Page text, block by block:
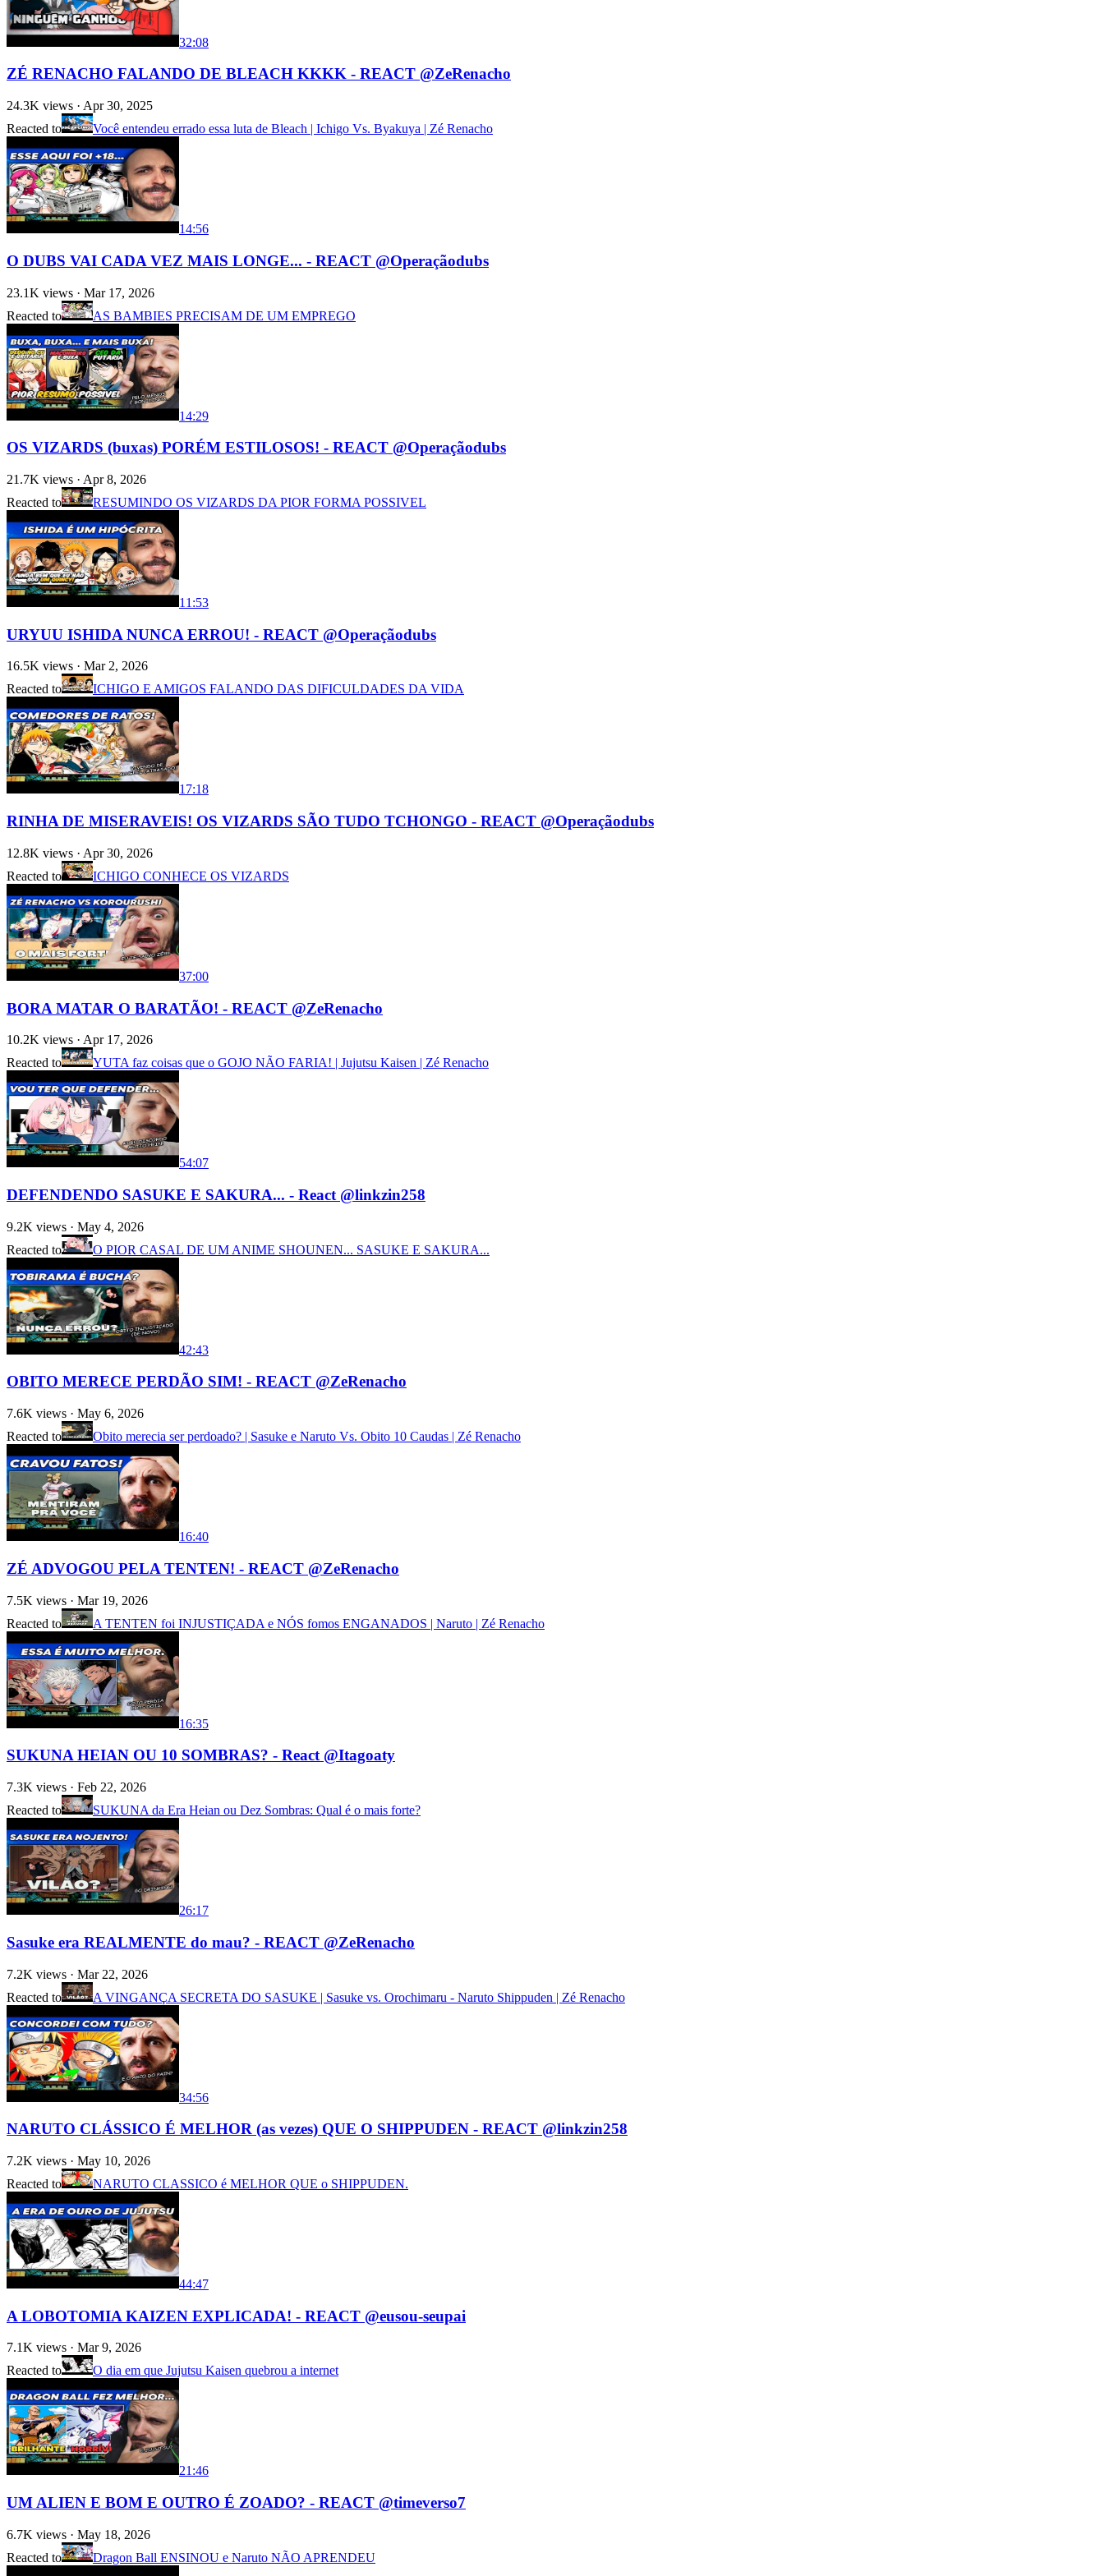
32:08
ZÉ RENACHO FALANDO DE BLEACH KKKK - REACT @ZeRenacho
24.3K views · Apr 30, 2025
Reacted to
Você entendeu errado essa luta de Bleach | Ichigo Vs. Byakuya | Zé Renacho
14:56
O DUBS VAI CADA VEZ MAIS LONGE... - REACT @Operaçãodubs
23.1K views · Mar 17, 2026
Reacted to
AS BAMBIES PRECISAM DE UM EMPREGO
14:29
OS VIZARDS (buxas) PORÉM ESTILOSOS! - REACT @Operaçãodubs
21.7K views · Apr 8, 2026
Reacted to
RESUMINDO OS VIZARDS DA PIOR FORMA POSSIVEL
11:53
URYUU ISHIDA NUNCA ERROU! - REACT @Operaçãodubs
16.5K views · Mar 2, 2026
Reacted to
ICHIGO E AMIGOS FALANDO DAS DIFICULDADES DA VIDA
17:18
RINHA DE MISERAVEIS! OS VIZARDS SÃO TUDO TCHONGO - REACT @Operaçãodubs
12.8K views · Apr 30, 2026
Reacted to
ICHIGO CONHECE OS VIZARDS
37:00
BORA MATAR O BARATÃO! - REACT @ZeRenacho
10.2K views · Apr 17, 2026
Reacted to
YUTA faz coisas que o GOJO NÃO FARIA! | Jujutsu Kaisen | Zé Renacho
54:07
DEFENDENDO SASUKE E SAKURA... - React @linkzin258
9.2K views · May 4, 2026
Reacted to
O PIOR CASAL DE UM ANIME SHOUNEN... SASUKE E SAKURA...
42:43
OBITO MERECE PERDÃO SIM! - REACT @ZeRenacho
7.6K views · May 6, 2026
Reacted to
Obito merecia ser perdoado? | Sasuke e Naruto Vs. Obito 10 Caudas | Zé Renacho
16:40
ZÉ ADVOGOU PELA TENTEN! - REACT @ZeRenacho
7.5K views · Mar 19, 2026
Reacted to
A TENTEN foi INJUSTIÇADA e NÓS fomos ENGANADOS | Naruto | Zé Renacho
16:35
SUKUNA HEIAN OU 10 SOMBRAS? - React @Itagoaty
7.3K views · Feb 22, 2026
Reacted to
SUKUNA da Era Heian ou Dez Sombras: Qual é o mais forte?
26:17
Sasuke era REALMENTE do mau? - REACT @ZeRenacho
7.2K views · Mar 22, 2026
Reacted to
A VINGANÇA SECRETA DO SASUKE | Sasuke vs. Orochimaru - Naruto Shippuden | Zé Renacho
34:56
NARUTO CLÁSSICO É MELHOR (as vezes) QUE O SHIPPUDEN - REACT @linkzin258
7.2K views · May 10, 2026
Reacted to
NARUTO CLASSICO é MELHOR QUE o SHIPPUDEN.
44:47
A LOBOTOMIA KAIZEN EXPLICADA! - REACT @eusou-seupai
7.1K views · Mar 9, 2026
Reacted to
O dia em que Jujutsu Kaisen quebrou a internet
21:46
UM ALIEN E BOM E OUTRO É ZOADO? - REACT @timeverso7
6.7K views · May 18, 2026
Reacted to
Dragon Ball ENSINOU e Naruto NÃO APRENDEU